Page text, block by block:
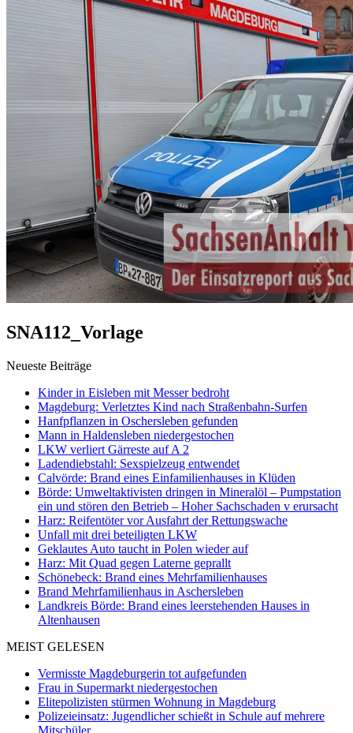
SNA112_Vorlage
Neueste Beiträge
Kinder in Eisleben mit Messer bedroht
Magdeburg: Verletztes Kind nach Straßenbahn-Surfen
Hanfpflanzen in Oschersleben gefunden
Mann in Haldensleben niedergestochen
LKW verliert Gärreste auf A 2
Ladendiebstahl: Sexspielzeug entwendet
Calvörde: Brand eines Einfamilienhauses in Klüden
Börde: Umweltaktivisten dringen in Mineralöl – Pumpstation
ein und stören den Betrieb – Hoher Sachschaden v erursacht
Harz: Reifentöter vor Ausfahrt der Rettungswache
Unfall mit drei beteiligten LKW
Geklautes Auto taucht in Polen wieder auf
Harz: Mit Quad gegen Laterne geprallt
Schönebeck: Brand eines Mehrfamilienhauses
Brand Mehrfamilienhaus in Aschersleben
Landkreis Börde: Brand eines leerstehenden Hauses in
Altenhausen
MEIST GELESEN
Vermisste Magdeburgerin tot aufgefunden
Frau in Supermarkt niedergestochen
Elitepolizisten stürmen Wohnung in Magdeburg
Polizeieinsatz: Jugendlicher schießt in Schule auf mehrere
Mitschüler